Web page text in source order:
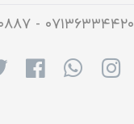
۰۷۱۳۶۳۳۴۴۲۰ - ۰۹۰۵۵۱۸۰۸۸۷